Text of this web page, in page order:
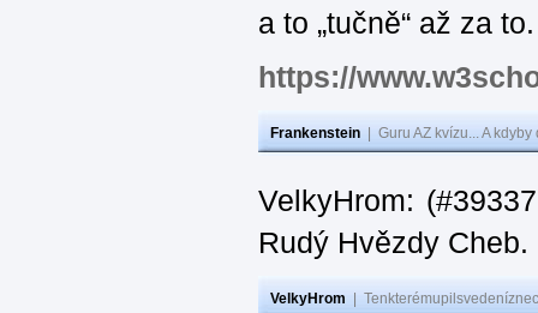
a to „tučně“ až za
https://
Frankenstein Guru AZ kvízu... A
VelkyHrom:
Rudý Hvězdy Cheb.
VelkyHrom